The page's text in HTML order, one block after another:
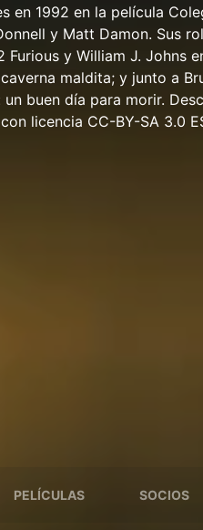
en 1992 en la película
y Matt Damon. Sus
y William J. Johns
maldita; y junto a
buen día para morir.
licencia CC-BY-SA 3.0
PELÍCULAS SOCIOS